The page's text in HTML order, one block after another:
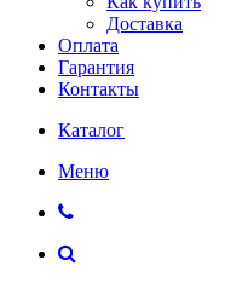
Доставка
Оплата
Гарантия
Контакты
Каталог
Меню